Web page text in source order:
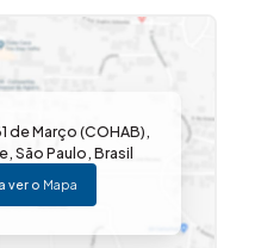
de Março (COHAB),
,São Paulo,Brasil
ver o Mapa